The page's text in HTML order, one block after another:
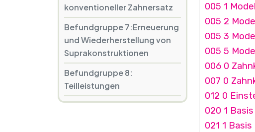
konventioneller Zahnersatz
Befundgruppe 7:Erneuerung
und Wiederherstellung von
Suprakonstruktionen
Befundgruppe 8:
Teilleistungen
005 1
005 2
005 3
005 5
006 0
007 0
012 0
020 1
021 1